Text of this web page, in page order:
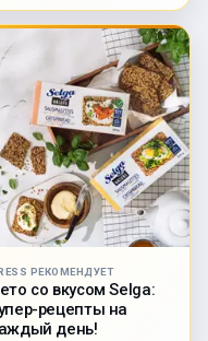
РЕКОМЕНДУЕТ
со вкусом Selga:
рецепты на
день!